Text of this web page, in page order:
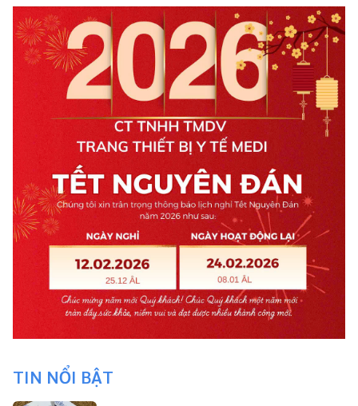
TIN NỔI BẬT